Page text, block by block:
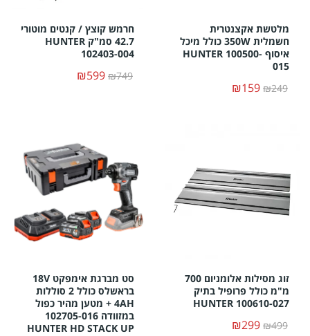
מלטשת אקצנטרית
חשמלית 350W כולל מיכל
איסוף HUNTER 100500-
015
₪249
₪159
חרמש קוצץ / קנטים מוטורי
42.7 סמ"ק HUNTER
102403-004
₪749
₪599
זוג מסילות אלומניום 700
מ"מ כולל פרופיל בתיק
HUNTER 100610-027
₪499
₪299
סט מברגת אימפקט 18V
בראשלס כולל 2 סוללות
4AH + מטען מהיר כפול
במזוודה 102705-016
HUNTER HD STACK UP